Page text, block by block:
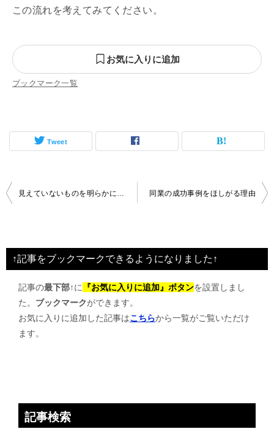
この流れを考えてみてください。
お気に入りに追加
ブックマーク一覧
Tweet
投
ビ
ゲ
同業の成功事例をほしがる理由
↑記事をブックマークできるようになりました↑
記事の最下部↑に 『お気に入りに追加』ボタンを設置しまし
た。 ブックマークができます。
お気に入りに追加した記事はこちらから一覧がご覧いただけ
ます。
記事検索